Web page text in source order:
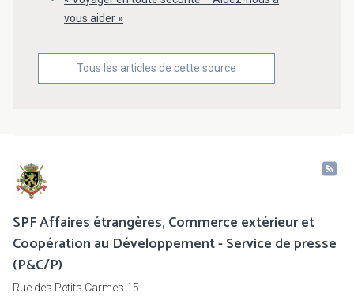
vous aider »
Tous les articles de cette source
SPF Affaires étrangères, Commerce extérieur et
Coopération au Développement - Service de presse
(P&C/P)
Rue des Petits Carmes 15